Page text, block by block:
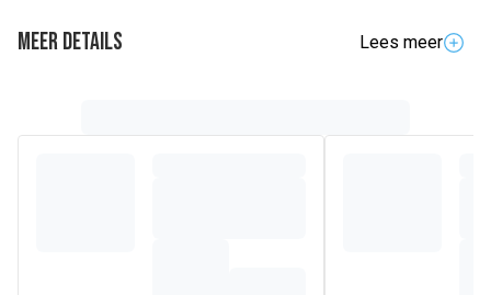
Meer details
Lees meer
biologische essentiële oliën*. Het smelt wanneer het in